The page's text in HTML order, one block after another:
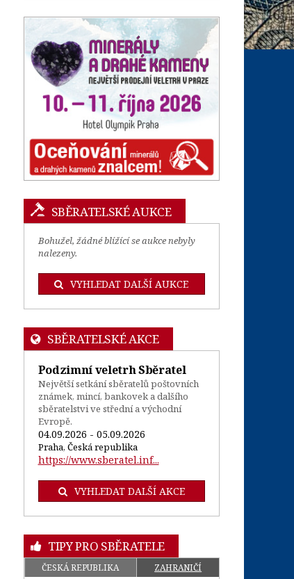
SBĚRATELSKÉ AUKCE
Bohužel, žádné blížící se aukce nebyly
nalezeny.
VYHLEDAT DALŠÍ AUKCE
SBĚRATELSKÉ AKCE
Podzimní veletrh Sběratel
Největší setkání sběratelů poštovních
známek, mincí, bankovek a dalšího
sběratelstvi ve střední a východní
Evropě.
04.09.2026 - 05.09.2026
Praha, Česká republika
https://www.sberatel.inf...
VYHLEDAT DALŠÍ AKCE
TIPY PRO SBĚRATELE
ČESKÁ REPUBLIKA ZAHRANIČÍ